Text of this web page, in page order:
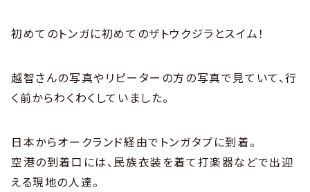
初めてのトンガに初めてのザトウクジラとスイム！
越智さんの写真やリピーターの方の写真で見ていて、行
く前からわくわくしていました。
日本からオークランド経由でトンガタプに到着。
空港の到着口には、民族衣装を着て打楽器などで出迎
える現地の人達。